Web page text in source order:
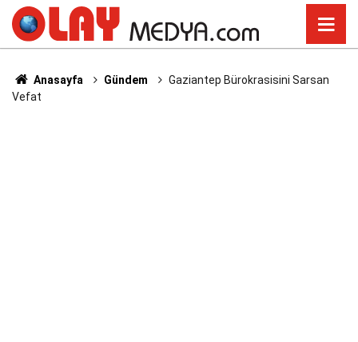
Anasayfa Gündem
Gaziantep Bürokrasisini Sarsan
Vefat